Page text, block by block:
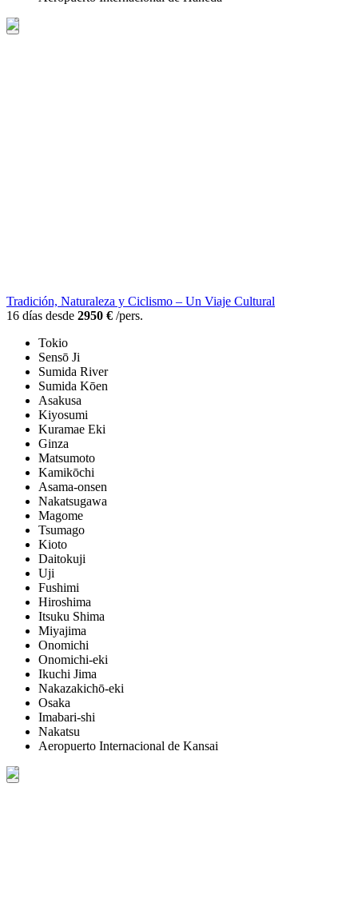
Tradición, Naturaleza y Ciclismo – Un Viaje Cultural
16 días desde 2950 € /pers.
Tokio
Sensō Ji
Sumida River
Sumida Kōen
Asakusa
Kiyosumi
Kuramae Eki
Ginza
Matsumoto
Kamikōchi
Asama-onsen
Nakatsugawa
Magome
Tsumago
Kioto
Daitokuji
Uji
Fushimi
Hiroshima
Itsuku Shima
Miyajima
Onomichi
Onomichi-eki
Ikuchi Jima
Nakazakichō-eki
Osaka
Imabari-shi
Nakatsu
Aeropuerto Internacional de Kansai